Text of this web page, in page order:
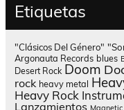
Etiquetas
"Clásicos Del Género"
Argonauta Records blues
Desert Rock Doom
rock heavy metal
Heavy Rock
Lanzamientos Magnetic